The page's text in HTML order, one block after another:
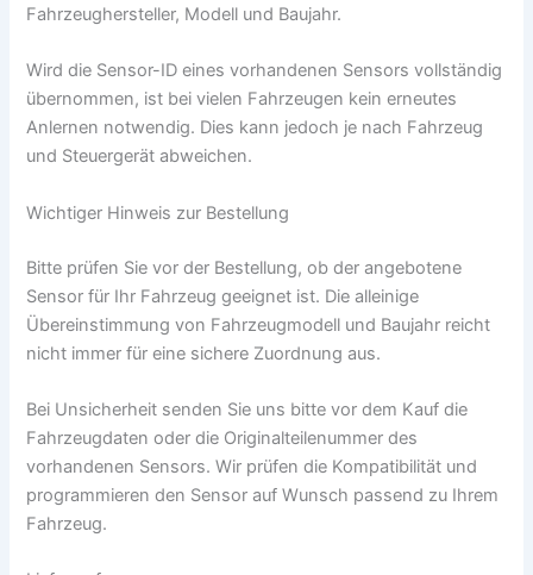
Fahrzeughersteller, Modell und Baujahr.
Wird die Sensor-ID eines vorhandenen Sensors vollständig
übernommen, ist bei vielen Fahrzeugen kein erneutes
Anlernen notwendig. Dies kann jedoch je nach Fahrzeug
und Steuergerät abweichen.
Wichtiger Hinweis zur Bestellung
Bitte prüfen Sie vor der Bestellung, ob der angebotene
Sensor für Ihr Fahrzeug geeignet ist. Die alleinige
Übereinstimmung von Fahrzeugmodell und Baujahr reicht
nicht immer für eine sichere Zuordnung aus.
Bei Unsicherheit senden Sie uns bitte vor dem Kauf die
Fahrzeugdaten oder die Originalteilenummer des
vorhandenen Sensors. Wir prüfen die Kompatibilität und
programmieren den Sensor auf Wunsch passend zu Ihrem
Fahrzeug.